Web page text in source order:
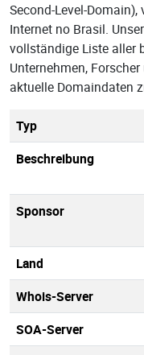
Second-Level-
Internet no Brasil.
vollständige Liste aller
Unternehmen,
aktuelle Domaindaten
Typ
Beschreibung
Sponsor
Land
Whois-Server
SOA-Server